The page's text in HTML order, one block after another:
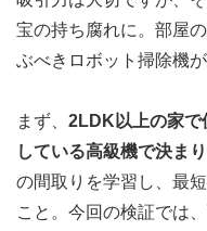
宝の持ち腐れに。部屋
ぶべきロボット掃除機
まず、 2LDK以上の家で
している高級機で決まり
の間取りを学習し、最
こと。今回の検証では、